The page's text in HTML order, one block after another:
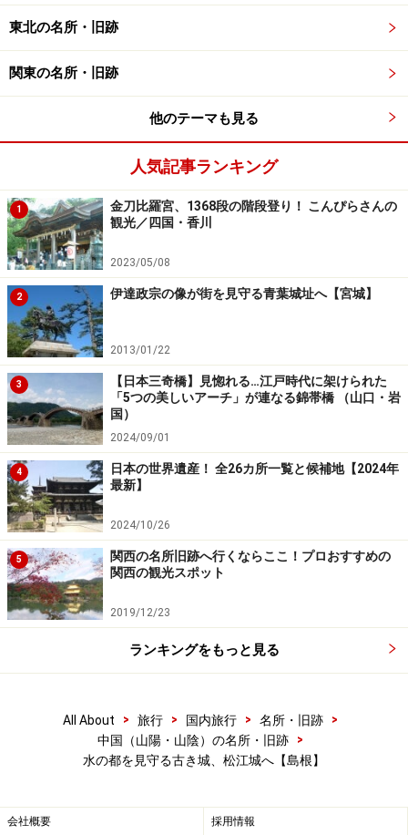
からの城の眺めがいっそう引き立つようになりました。
それでは、松江城へ登城してみましょう。大手門後から
いくつかの石段を登っていき、一ノ門をくぐると、そこ
が本丸です。本丸に入って正面に対峙する美しい天守閣
の姿は、松江城のパンフレットの表紙にもなっていま
す。
松江城天守閣から眺める宍道湖（2008年3月撮影）
五層の天守閣の高さは30メートル。最上階の6階は望楼
となっていて、松江市内を360度見渡すことができます
ので、ゆっくりと眺めると良いですね。
天守閣から南西の方向を見ると、静かな湖面をたたえる
宍道湖がすぐ間近に見えますよ。
大きな湖のそばにあるお城は、琵琶湖の畔にある彦根
城、長浜城（いずれも滋賀県）など意外と少ないので、
貴重な風景と言えますね。
※記事内容は執筆時点のものです。最新の内容をご確認くださ
3
東北の名所・旧跡
関東の名所・旧跡
他のテーマも見る
人気記事ランキング
1
金刀比羅宮、1368段の階段登り！ こんぴらさんの
観光／四国・香川
2023/05/08
2 伊達政宗の像が街を見守る青葉城址へ【宮城】
2013/01/22
3
【日本三奇橋】見惚れる…江戸時代に架けられた
「5つの美しいアーチ」が連なる錦帯橋 （山口・岩
国）
2024/09/01
4
日本の世界遺産！ 全26カ所一覧と候補地【2024年
最新】
2024/10/26
5
関西の名所旧跡へ行くならここ！プロおすすめの
関西の観光スポット
2019/12/23
ランキングをもっと見る
All About > 旅行 > 国内旅行 > 名所・旧跡
>
中国（山陽・山陰）の名所・旧跡
>
水の都を見守る古き城、松江城へ【島根】
会社概要 採用情報